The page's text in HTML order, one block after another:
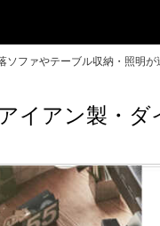
ソファやテーブル収納・照明が
イアン製・